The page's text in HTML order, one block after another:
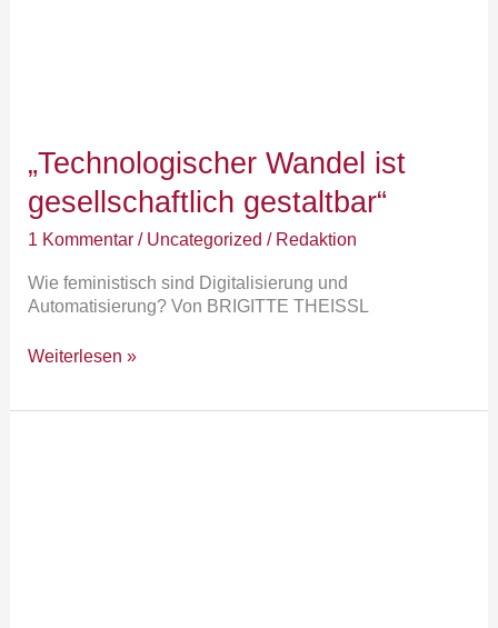
„Technologischer Wandel ist
gesellschaftlich gestaltbar“
1 Kommentar / Uncategorized / Redaktion
Wie feministisch sind Digitalisierung und
Automatisierung? Von BRIGITTE THEISSL
Weiterlesen »